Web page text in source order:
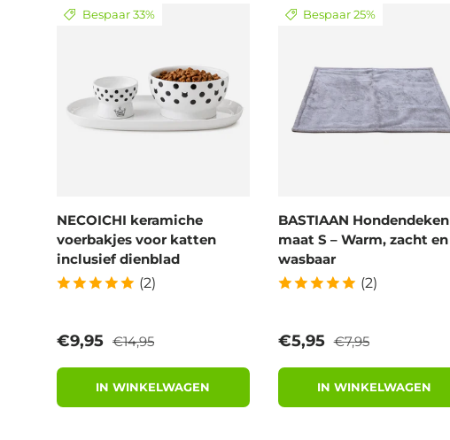
Bespaar 33%
NECOICHI keramiche
voerbakjes voor katten
inclusief dienblad
(2)
Verkoopprijs
€9,95 Reguliere prijs
€14,95
IN WINKELWAGEN
Bespaar 25%
BASTIAAN Hondendeken
maat S – Warm, zacht en
wasbaar
(2)
Verkoopprijs
€5,95 Reguliere prijs
€7,95
IN WINKELWAGEN